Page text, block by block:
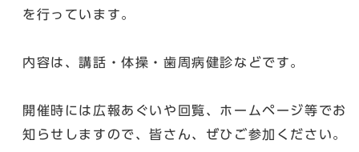
を行っています。
内容は、講話・体操・歯周病健診などです。
開催時には広報あぐいや回覧、ホームページ等でお
知らせしますので、皆さん、ぜひご参加ください。